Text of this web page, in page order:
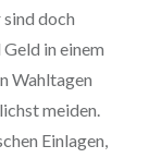
doch
in einem
Wahltagen
meiden.
Einlagen,